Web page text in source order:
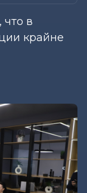
что в
крайне